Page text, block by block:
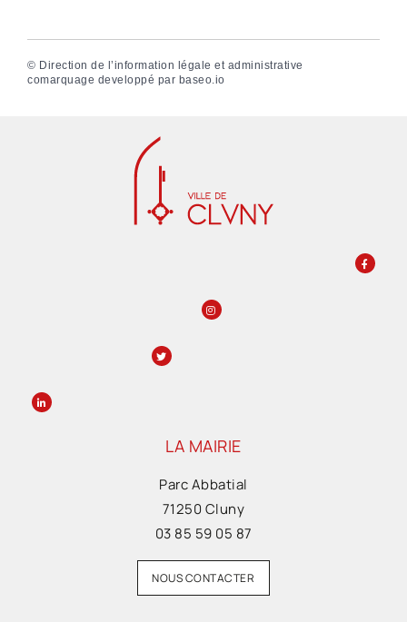
© Direction de l’information légale et administrative
comarquage developpé par baseo.io
LA MAIRIE
Parc Abbatial
71250 Cluny
03 85 59 05 87
NOUS CONTACTER